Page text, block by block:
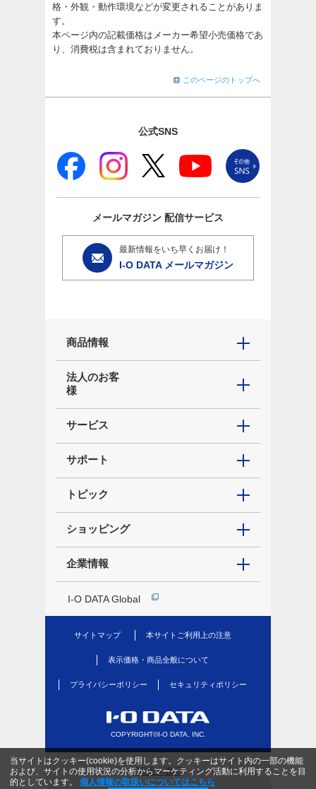
格・外観・動作環境などが変更されることがありま
す。
本ページ内の記載価格はメーカー希望小売価格であ
り、消費税は含まれておりません。
このページのトップへ
公式SNS
メールマガジン 配信サービス
最新情報をいち早くお届け！
I-O DATA メールマガジン
商品情報
法人のお客
様
サービス
サポート
トピック
ショッピング
企業情報
I-O DATA Global
サイトマップ 本サイトご利用上の注意
表示価格・商品全般について
プライバシーポリシー セキュリティポリシー
COPYRIGHT©I-O DATA, INC.
当サイトはクッキー(cookie)を使用します。クッキーはサイト内の一部の機能
および、サイトの使用状況の分析からマーケティング活動に利用することを目
的としています。
個人情報の取扱いについてはこちら
PC版を表示